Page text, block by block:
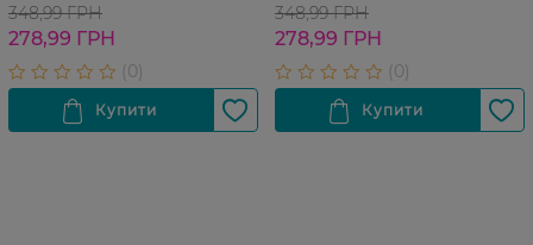
348,99 ГРН
278,99 ГРН
348,99 ГРН
278,99 ГРН